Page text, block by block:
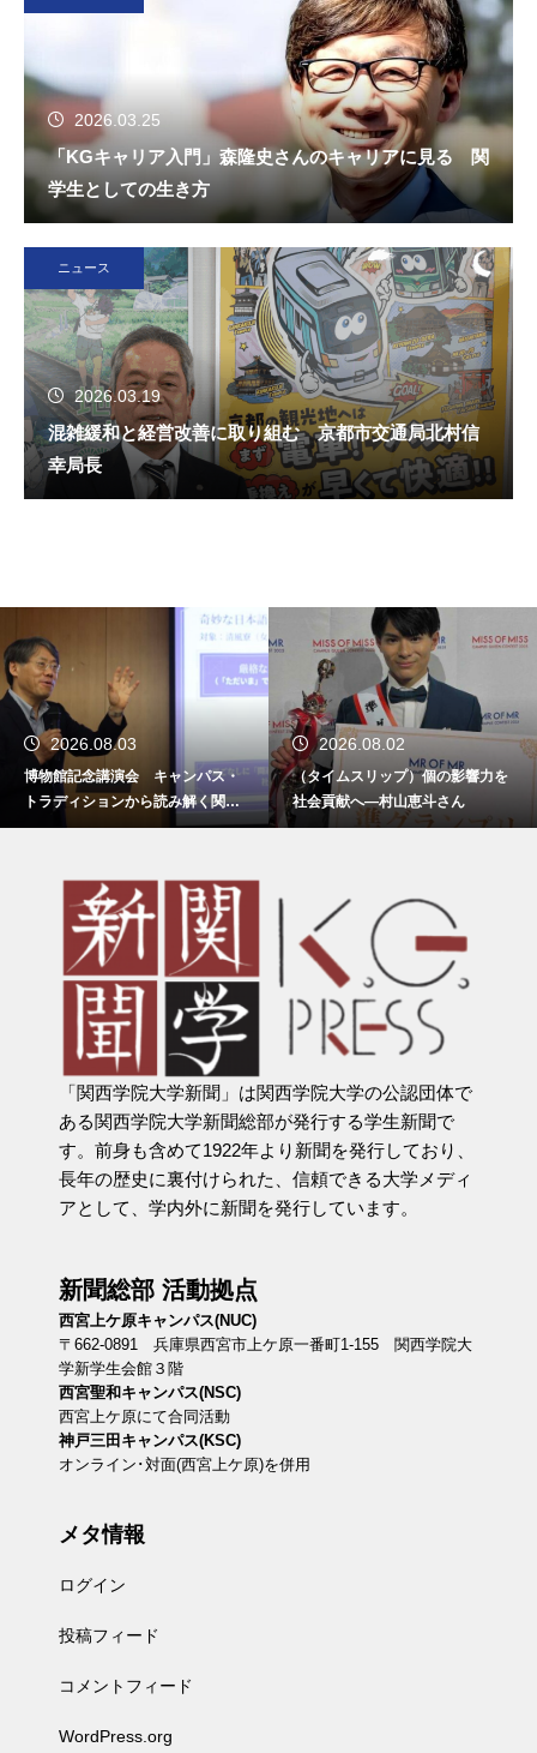
2026.03.25
「KGキャリア入門」森隆史さんのキャリアに見る 関
学生としての生き方
ニュース
2026.03.19
混雑緩和と経営改善に取り組む 京都市交通局北村信
幸局長
2026.08.03
博物館記念講演会 キャンパス・
トラディションから読み解く関西
学院
2026.08.02
（タイムスリップ）個の影響力を
社会貢献へ―村山恵斗さん
「関西学院大学新聞」は関西学院大学の公認団体で
ある関西学院大学新聞総部が発行する学生新聞で
す。前身も含めて1922年より新聞を発行しており、
長年の歴史に裏付けられた、信頼できる大学メディ
アとして、学内外に新聞を発行しています。
新聞総部 活動拠点
西宮上ケ原キャンパス(NUC)
〒662-0891 兵庫県西宮市上ケ原一番町1-155 関西学院大
学新学生会館３階
西宮聖和キャンパス(NSC)
西宮上ケ原にて合同活動
神戸三田キャンパス(KSC)
オンライン･対面(西宮上ケ原)を併用
メタ情報
ログイン
投稿フィード
コメントフィード
WordPress.org